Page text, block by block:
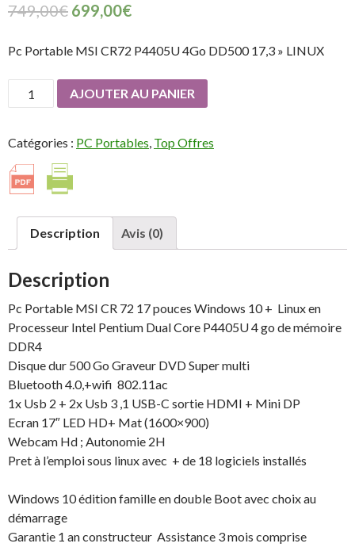
749,00€ 699,00€
Pc Portable MSI CR72 P4405U 4Go DD500 17,3 » LINUX
quantité
de
Portable
MSI
CR72
4Go
DD500
LINUX
AJOUTER AU PANIER
Catégories : PC Portables, Top Offres
Description Avis (0)
Description
Pc Portable MSI CR 72 17 pouces Windows 10 + Linux en
Processeur Intel Pentium Dual Core P4405U 4 go de mémoire
DDR4
Disque dur 500 Go Graveur DVD Super multi
Bluetooth 4.0,+wifi 802.11ac
1x Usb 2 + 2x Usb 3 ,1 USB-C sortie HDMI + Mini DP
Ecran 17″ LED HD+ Mat (1600×900)
Webcam Hd ; Autonomie 2H
Pret à l’emploi sous linux avec + de 18 logiciels installés
Windows 10 édition famille en double Boot avec choix au
démarrage
Garantie 1 an constructeur Assistance 3 mois comprise